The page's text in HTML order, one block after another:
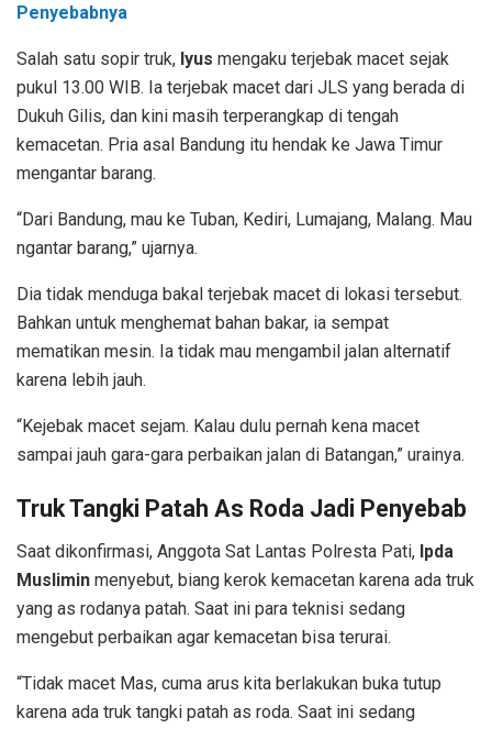
Penyebabnya
Salah satu sopir truk, Iyus mengaku terjebak macet sejak
pukul 13.00 WIB. Ia terjebak macet dari JLS yang berada di
Dukuh Gilis, dan kini masih terperangkap di tengah
kemacetan. Pria asal Bandung itu hendak ke Jawa Timur
mengantar barang.
“Dari Bandung, mau ke Tuban, Kediri, Lumajang, Malang. Mau
ngantar barang,” ujarnya.
Dia tidak menduga bakal terjebak macet di lokasi tersebut.
Bahkan untuk menghemat bahan bakar, ia sempat
mematikan mesin. Ia tidak mau mengambil jalan alternatif
karena lebih jauh.
“Kejebak macet sejam. Kalau dulu pernah kena macet
sampai jauh gara-gara perbaikan jalan di Batangan,” urainya.
Truk Tangki Patah As Roda Jadi Penyebab
Saat dikonfirmasi, Anggota Sat Lantas Polresta Pati, Ipda
Muslimin menyebut, biang kerok kemacetan karena ada truk
yang as rodanya patah. Saat ini para teknisi sedang
mengebut perbaikan agar kemacetan bisa terurai.
“Tidak macet Mas, cuma arus kita berlakukan buka tutup
karena ada truk tangki patah as roda. Saat ini sedang